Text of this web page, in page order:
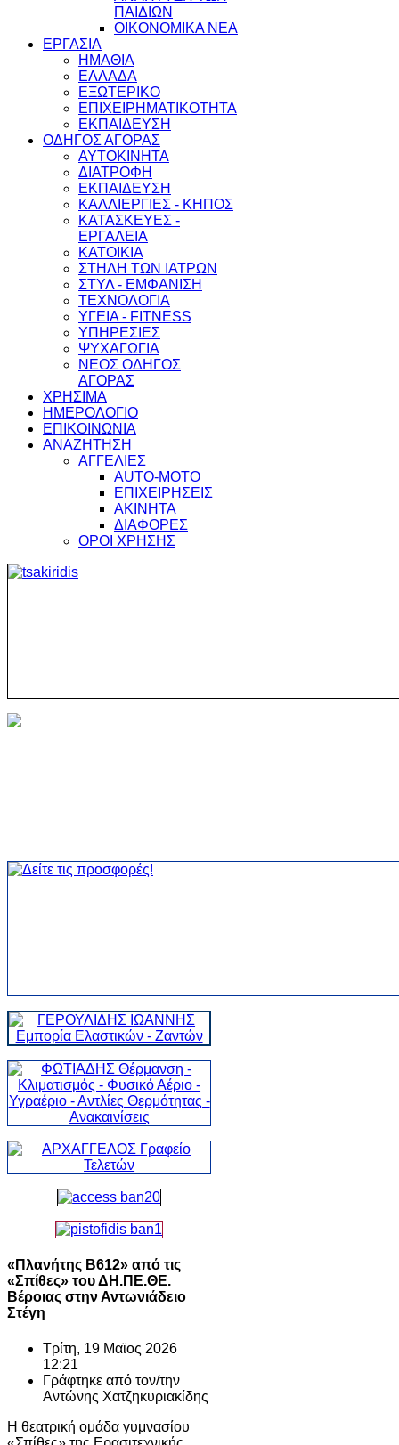
ΠΑΙΔΙΩΝ
ΟΙΚΟΝΟΜΙΚΑ ΝΕΑ
ΕΡΓΑΣΙΑ
ΗΜΑΘΙΑ
ΕΛΛΑΔΑ
ΕΞΩΤΕΡΙΚΟ
ΕΠΙΧΕΙΡΗΜΑΤΙΚΟΤΗΤΑ
ΕΚΠΑΙΔΕΥΣΗ
ΟΔΗΓΟΣ ΑΓΟΡΑΣ
ΑΥΤΟΚΙΝΗΤΑ
ΔΙΑΤΡΟΦΗ
ΕΚΠΑΙΔΕΥΣΗ
ΚΑΛΛΙΕΡΓΙΕΣ - ΚΗΠΟΣ
ΚΑΤΑΣΚΕΥΕΣ -
ΕΡΓΑΛΕΙΑ
ΚΑΤΟΙΚΙΑ
ΣΤΗΛΗ ΤΩΝ ΙΑΤΡΩΝ
ΣΤΥΛ - ΕΜΦΑΝΙΣΗ
ΤΕΧΝΟΛΟΓΙΑ
ΥΓΕΙΑ - FITNESS
ΥΠΗΡΕΣΙΕΣ
ΨΥΧΑΓΩΓΙΑ
ΝΕΟΣ ΟΔΗΓΟΣ
ΑΓΟΡΑΣ
ΧΡΗΣΙΜΑ
ΗΜΕΡΟΛΟΓΙΟ
ΕΠΙΚΟΙΝΩΝΙΑ
ΑΝΑΖΗΤΗΣΗ
ΑΓΓΕΛΙΕΣ
AUTO-MOTO
ΕΠΙΧΕΙΡΗΣΕΙΣ
ΑΚΙΝΗΤΑ
ΔΙΑΦΟΡΕΣ
ΟΡΟΙ ΧΡΗΣΗΣ
«Πλανήτης Β612» από τις
«Σπίθες» του ΔΗ.ΠΕ.ΘΕ.
Βέροιας στην Αντωνιάδειο
Στέγη
Τρίτη, 19 Μαϊος 2026
12:21
Γράφτηκε από τον/την
Αντώνης Χατζηκυριακίδης
Η θεατρική ομάδα γυμνασίου